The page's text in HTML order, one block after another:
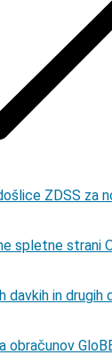
ZDSS za
spletne strani
davkih in drugih
obračunov